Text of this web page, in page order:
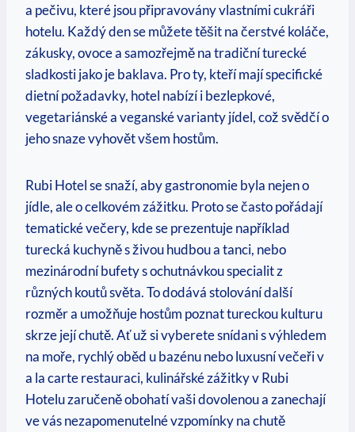
a pečivu, které jsou připravovány vlastními cukráři
hotelu. Každý den se můžete těšit na čerstvé koláče,
zákusky, ovoce a samozřejmě na tradiční turecké
sladkosti jako je baklava. Pro ty, kteří mají specifické
dietní požadavky, hotel nabízí i bezlepkové,
vegetariánské a veganské varianty jídel, což svědčí o
jeho snaze vyhovět všem hostům.
Rubi Hotel se snaží, aby gastronomie byla nejen o
jídle, ale o celkovém zážitku. Proto se často pořádají
tematické večery, kde se prezentuje například
turecká kuchyně s živou hudbou a tanci, nebo
mezinárodní bufety s ochutnávkou specialit z
různých koutů světa. To dodává stolování další
rozměr a umožňuje hostům poznat tureckou kulturu
skrze její chutě. Ať už si vyberete snídani s výhledem
na moře, rychlý oběd u bazénu nebo luxusní večeři v
a la carte restauraci, kulinářské zážitky v Rubi
Hotelu zaručeně obohatí vaši dovolenou a zanechají
ve vás nezapomenutelné vzpomínky na chutě